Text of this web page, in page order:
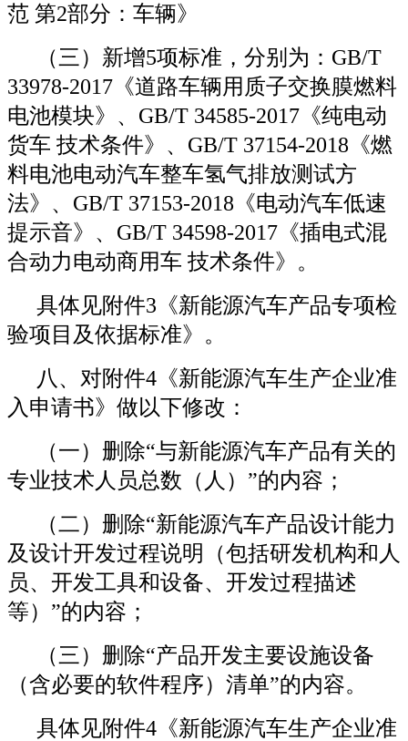
范 第2部分：车辆》
（三）新增5项标准，分别为：GB/T
33978-2017《道路车辆用质子交换膜燃料
电池模块》、GB/T 34585-2017《纯电动
货车 技术条件》、GB/T 37154-2018《燃
料电池电动汽车整车氢气排放测试方
法》、GB/T 37153-2018《电动汽车低速
提示音》、GB/T 34598-2017《插电式混
合动力电动商用车 技术条件》。
具体见附件3《新能源汽车产品专项检
验项目及依据标准》。
八、对附件4《新能源汽车生产企业准
入申请书》做以下修改：
（一）删除“与新能源汽车产品有关的
专业技术人员总数（人）”的内容；
（二）删除“新能源汽车产品设计能力
及设计开发过程说明（包括研发机构和人
员、开发工具和设备、开发过程描述
等）”的内容；
（三）删除“产品开发主要设施设备
（含必要的软件程序）清单”的内容。
具体见附件4《新能源汽车生产企业准